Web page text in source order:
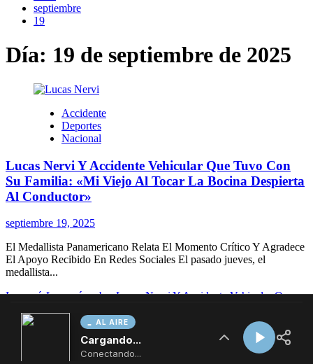
AL AIRE
Cargando...
Conectando...